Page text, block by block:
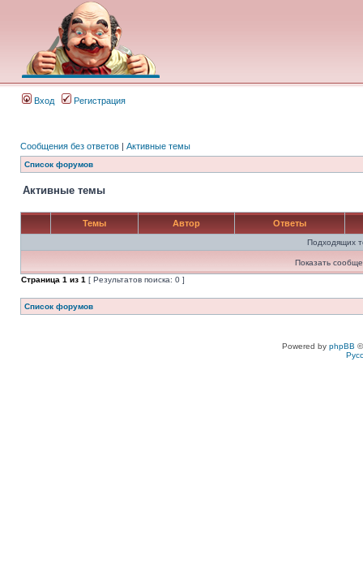
Вход Регистрация
Сообщения без ответов | Активные темы
Список форумов
Активные темы
Темы Автор Ответы
Подходящих
Показать
Страница 1 из 1 [ Результатов поиска: 0 ]
Список форумов
Powered by phpBB